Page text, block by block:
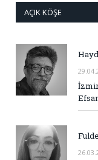
AÇIK KÖŞE